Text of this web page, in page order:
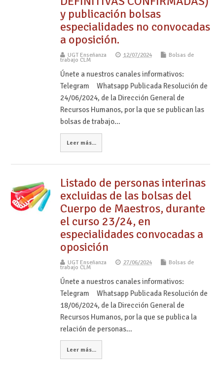
y publicación bolsas
especialidades no convocadas
a oposición.
UGT Enseñanza 12/07/2024 Bolsas de
trabajo CLM
Únete a nuestros canales informativos:
Telegram Whatsapp Publicada Resolución de
24/06/2024, de la Dirección General de
Recursos Humanos, por la que se publican las
bolsas de trabajo…
Leer más...
Listado de personas interinas
excluidas de las bolsas del
Cuerpo de Maestros, durante
el curso 23/24, en
especialidades convocadas a
oposición
UGT Enseñanza 27/06/2024 Bolsas de
trabajo CLM
Únete a nuestros canales informativos:
Telegram Whatsapp Publicada Resolución de
18/06/2024, de la Dirección General de
Recursos Humanos, por la que se publica la
relación de personas…
Leer más...